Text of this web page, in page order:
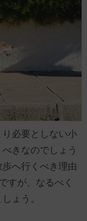
必要としない小
きなのでしょう
へ行くべき理由
すが、なるべく
ょう。